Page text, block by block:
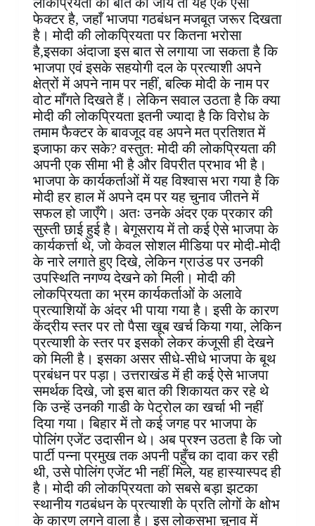
फेक्टर है, जहाँ भाजपा गठबंधन मजबूत जरूर दिखता
है। मोदी की लोकप्रियता पर कितना भरोसा
है,इसका अंदाजा इस बात से लगाया जा सकता है कि
भाजपा एवं इसके सहयोगी दल के प्रत्याशी अपने
क्षेत्रों में अपने नाम पर नहीं, बल्कि मोदी के नाम पर
वोट माँगते दिखते हैं। लेकिन सवाल उठता है कि क्या
मोदी की लोकप्रियता इतनी ज्यादा है कि विरोध के
तमाम फैक्टर के बावजूद वह अपने मत प्रतिशत में
इजाफा कर सके? वस्तुत: मोदी की लोकप्रियता की
अपनी एक सीमा भी है और विपरीत प्रभाव भी है।
भाजपा के कार्यकर्ताओं में यह विश्वास भरा गया है कि
मोदी हर हाल में अपने दम पर यह चुनाव जीतने में
सफल हो जाएँगे। अतः उनके अंदर एक प्रकार की
सुस्ती छाई हुई है। बेगूसराय में तो कई ऐसे भाजपा के
कार्यकर्त्ता थे, जो केवल सोशल मीडिया पर मोदी-मोदी
के नारे लगाते हुए दिखे, लेकिन ग्राउंड पर उनकी
उपस्थिति नगण्य देखने को मिली। मोदी की
लोकप्रियता का भ्रम कार्यकर्ताओं के अलावे
प्रत्याशियों के अंदर भी पाया गया है। इसी के कारण
केंद्रीय स्तर पर तो पैसा खूब खर्च किया गया, लेकिन
प्रत्याशी के स्तर पर इसको लेकर कंजूसी ही देखने
को मिली है। इसका असर सीधे-सीधे भाजपा के बूथ
प्रबंधन पर पड़ा। उत्तराखंड में ही कई ऐसे भाजपा
समर्थक दिखे, जो इस बात की शिकायत कर रहे थे
कि उन्हें उनकी गाडी के पेट्रोल का खर्चा भी नहीं
दिया गया। बिहार में तो कई जगह पर भाजपा के
पोलिंग एजेंट उदासीन थे। अब प्रश्न उठता है कि जो
पार्टी पन्ना प्रमुख तक अपनी पहुँच का दावा कर रही
थी, उसे पोलिंग एजेंट भी नहीं मिले, यह हास्यास्पद ही
है। मोदी की लोकप्रियता को सबसे बड़ा झटका
स्थानीय गठबंधन के प्रत्याशी के प्रति लोगों के क्षोभ
के कारण लगने वाला है। इस लोकसभा चुनाव में